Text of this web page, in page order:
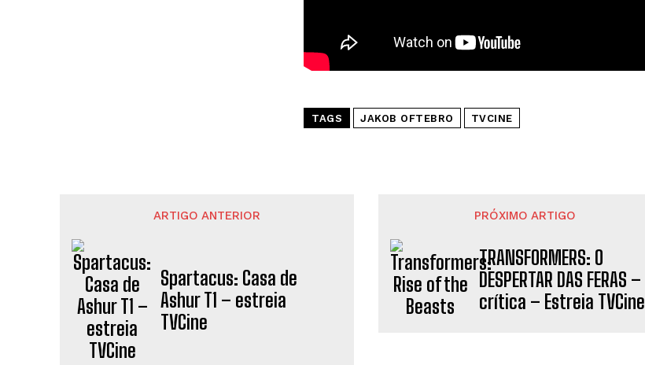
TAGS JAKOB OFTEBRO TVCINE
ARTIGO ANTERIOR
Spartacus: Casa de
Ashur T1 – estreia
TVCine
PRÓXIMO ARTIGO
TRANSFORMERS: O
DESPERTAR DAS FERAS –
crítica – Estreia TVCine